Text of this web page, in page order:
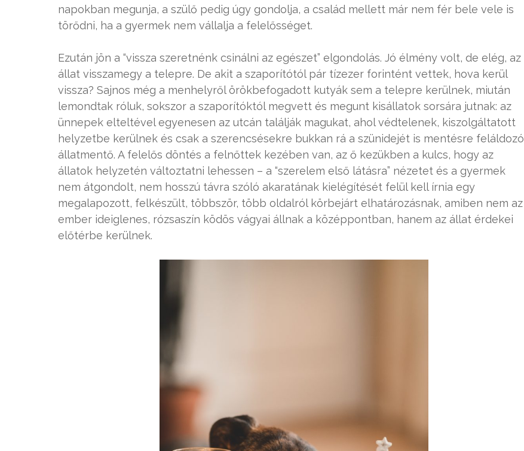
napokban megunja, a szülő pedig úgy gondolja, a család mellett már nem fér bele vele is
törődni, ha a gyermek nem vállalja a felelősséget.
Ezután jön a “vissza szeretnénk csinálni az egészet” elgondolás. Jó élmény volt, de elég, az
állat visszamegy a telepre. De akit a szaporítótól pár tízezer forintént vettek, hova kerül
vissza? Sajnos még a menhelyről örökbefogadott kutyák sem a telepre kerülnek, miután
lemondtak róluk, sokszor a szaporítóktól megvett és megunt kisállatok sorsára jutnak: az
ünnepek elteltével egyenesen az utcán találják magukat, ahol védtelenek, kiszolgáltatott
helyzetbe kerülnek és csak a szerencsésekre bukkan rá a szünidejét is mentésre feláldozó
állatmentő. A felelős döntés a felnőttek kezében van, az ő kezükben a kulcs, hogy az
állatok helyzetén változtatni lehessen – a “szerelem első látásra” nézetet és a gyermek
nem átgondolt, nem hosszú távra szóló akaratának kielégítését felül kell írnia egy
megalapozott, felkészült, többször, több oldalról körbejárt elhatározásnak, amiben nem az
ember ideiglenes, rózsaszín ködös vágyai állnak a középpontban, hanem az állat érdekei
előtérbe kerülnek.